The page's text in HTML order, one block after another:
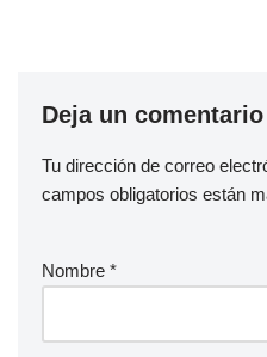
Deja un comentario
Tu dirección de correo
campos obligatorios están
Nombre *